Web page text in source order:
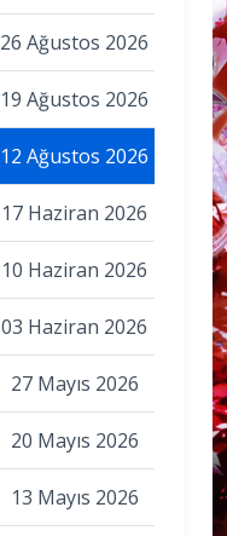
26 Ağustos 2026
19 Ağustos 2026
12 Ağustos 2026
17 Haziran 2026
10 Haziran 2026
03 Haziran 2026
27 Mayıs 2026
20 Mayıs 2026
13 Mayıs 2026